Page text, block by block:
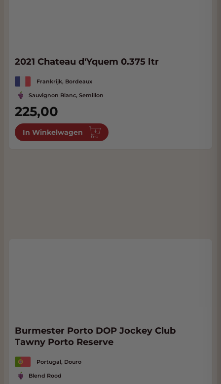
2021 Chateau d'Yquem 0.375 ltr
Frankrijk, Bordeaux
Sauvignon Blanc, Semillon
225,00
In Winkelwagen
Burmester Porto DOP Jockey Club
Tawny Porto Reserve
Portugal, Douro
Blend Rood